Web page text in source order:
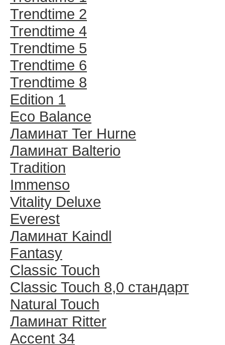
Trendtime 2
Trendtime 4
Trendtime 5
Trendtime 6
Trendtime 8
Edition 1
Eco Balance
Ламинат Ter Hurne
Ламинат Balterio
Tradition
Immenso
Vitality Deluxe
Everest
Ламинат Kaindl
Fantasy
Classic Touch
Classic Touch 8,0 стандарт
Natural Touch
Ламинат Ritter
Accent 34